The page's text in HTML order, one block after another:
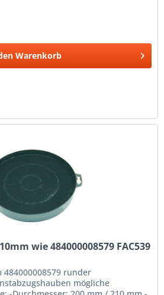
Warenkorb
wie 484000008579 FAC539
runder
mögliche